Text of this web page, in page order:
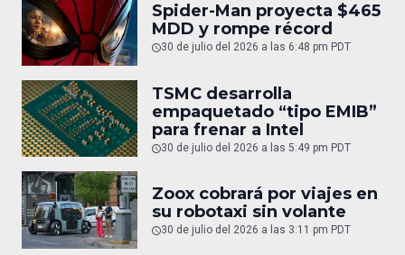
Spider-Man proyecta $465
MDD y rompe récord
30 de julio del 2026 a las 6:48 pm PDT
TSMC desarrolla
empaquetado “tipo EMIB”
para frenar a Intel
30 de julio del 2026 a las 5:49 pm PDT
Zoox cobrará por viajes en
su robotaxi sin volante
30 de julio del 2026 a las 3:11 pm PDT